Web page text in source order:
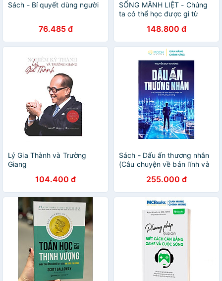
Sách - Bí quyết dùng người
76.485 đ
SỐNG MÃNH LIỆT - Chúng
ta có thể học được gì từ
thành công? - Rainer
Zitelmann - Nguyễn Bích
Lan dịch - NXB Phụ Nữ
148.800 đ
Lý Gia Thành và Trường
Giang
104.400 đ
Sách - Dấu ấn thương nhân
(Câu chuyện về bản lĩnh và
255.000 đ